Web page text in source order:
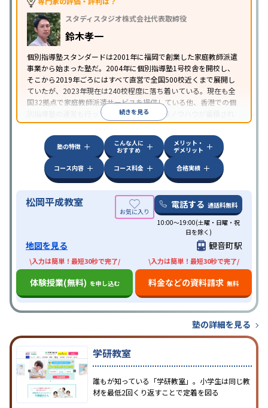
科目から受講可能
り
スタディスタジオ株式会社代表取締役
鈴木孝一
個別指導塾スタンダードは2001年に福岡で創業した家庭教師派遣
事業から始まった塾だ。2004年に個別指導塾1号校舎を開校し、
そこから2019年ごろにはすべて直営で全国500校近くまで展開し
ていたが、2023年現在は240校程度に落ち着いている。現在も全
国32拠点で家庭教師派遣サービスを提供している他、香港での個
別指導塾の運営も行っており、汎用的な指導ノウハウが蓄積され
ていることが伺える。
続きを見る
塾の特徴
こんな人に
おすすめ
メリット・
デメリット
コース内容
コース料金 合格実績
松岡平成教室 電話する 通話料無料
10:00～19:00(土曜・日曜・祝
日を除く)
地図を見る 観音町駅
\入力は簡単！最短30秒で完了/
体験授業(無料) を申し込む
\入力は簡単！最短30秒で完了/
料金などの資料請求 無料
塾の詳細を見る
学研教室
誰もが知っている「学研教室」。小学生は同じ教
材を最低2回くり返すことで定着を図る